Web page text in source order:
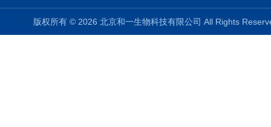
版权所有 © 2026 北京和一生物科技有限公司 All Rights